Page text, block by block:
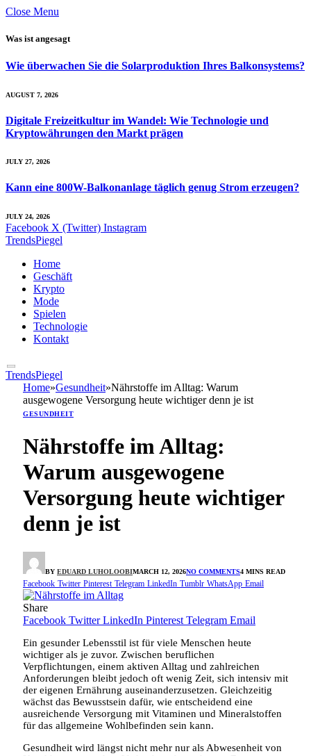
Close Menu
Was ist angesagt
Wie überwachen Sie die Solarproduktion Ihres Balkon­systems?
AUGUST 7, 2026
Digitale Freizeitkultur im Wandel: Wie Technologie und
Kryptowährungen den Markt prägen
JULY 27, 2026
Kann eine 800W-Balkonanlage täglich genug Strom erzeugen?
JULY 24, 2026
Facebook X (Twitter) Instagram
TrendsPiegel
Home
Geschäft
Krypto
Mode
Spielen
Technologie
Kontakt
TrendsPiegel
Home»Gesundheit»Nährstoffe im Alltag: Warum
ausgewogene Versorgung heute wichtiger denn je ist
GESUNDHEIT
Nährstoffe im Alltag:
Warum ausgewogene
Versorgung heute wichtiger
denn je ist
BY EDUARD LUHOLOOBIMARCH 12, 2026NO COMMENTS4 MINS READ
Facebook Twitter Pinterest Telegram LinkedIn Tumblr WhatsApp Email
Share
Facebook Twitter LinkedIn Pinterest Telegram Email
Ein gesunder Lebensstil ist für viele Menschen heute
wichtiger als je zuvor. Zwischen beruflichen
Verpflichtungen, einem aktiven Alltag und zahlreichen
Anforderungen bleibt jedoch oft wenig Zeit, sich intensiv mit
der eigenen Ernährung auseinanderzusetzen. Gleichzeitig
wächst das Bewusstsein dafür, wie entscheidend eine
ausreichende Versorgung mit Vitaminen und Mineralstoffen
für das allgemeine Wohlbefinden sein kann.
Gesundheit wird längst nicht mehr nur als Abwesenheit von